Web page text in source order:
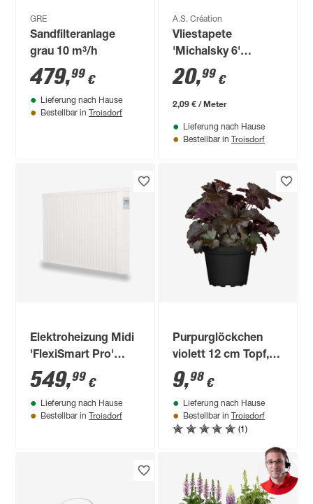
GRE
Sandfilteranlage
grau 10 m³/h
479,99 €
Lieferung nach Hause
Bestellbar in Troisdorf
A.S. Création
Vliestapete
'Michalsky 6'
Gewebe grau 0,53 x
10,05 m
20,99 €
2,09 € / Meter
Lieferung nach Hause
Bestellbar in Troisdorf
Elektroheizung Midi
'FlexiSmart Pro'
1950 W weiß 98 x 61
x 9 cm
549,99 €
Lieferung nach Hause
Bestellbar in Troisdorf
Purpurglöckchen
violett 12 cm Topf,
2er-Set
9,98 €
Lieferung nach Hause
Bestellbar in Troisdorf
(1)